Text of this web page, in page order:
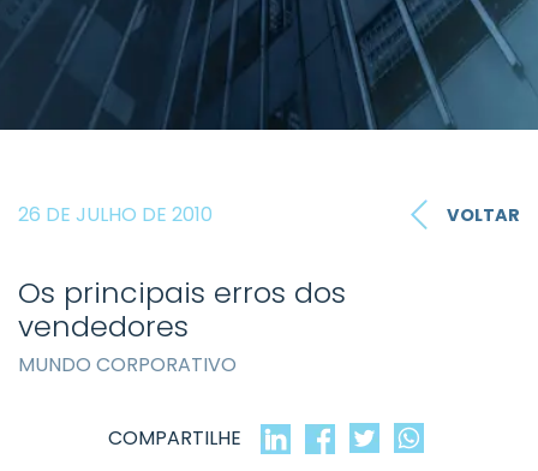
26 DE JULHO DE 2010 VOLTAR
Os principais erros dos
vendedores
MUNDO CORPORATIVO
COMPARTILHE